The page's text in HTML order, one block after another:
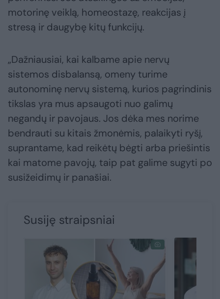
motorinę veiklą, homeostazę, reakcijas į
stresą ir daugybę kitų funkcijų.
„Dažniausiai, kai kalbame apie nervų
sistemos disbalansą, omeny turime
autonominę nervų sistemą, kurios pagrindinis
tikslas yra mus apsaugoti nuo galimų
negandų ir pavojaus. Jos dėka mes norime
bendrauti su kitais žmonėmis, palaikyti ryšį,
suprantame, kad reikėtų bėgti arba priešintis
kai matome pavojų, taip pat galime sugyti po
susižeidimų ir panašiai.
Susiję straipsniai